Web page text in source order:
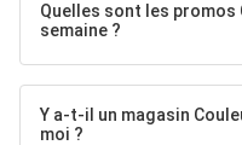
Quelles sont les promos
semaine ?
Y a-t-il un magasin
moi ?